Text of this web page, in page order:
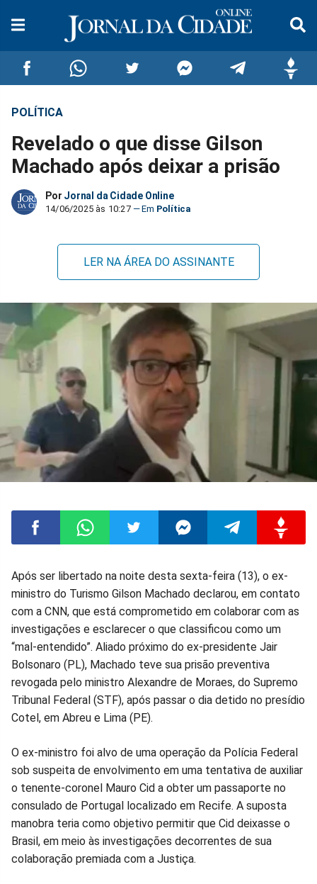
Compartilhar
no
Facebook
Compartilhar
no
Whatsapp
no
Twitter
no
Messenger
no
POLÍTICA
Revelado o que disse Gilson
Machado após deixar a prisão
Por Jornal da Cidade Online
14/06/2025 às 10:27 Política
LER NA ÁREA DO ASSINANTE
Compartilhar
no
Facebook
Compartilhar
no
Whatsapp
Compartilhar
no
Twitter
Compartilhar
no
Messenger
Compartilhar
no
Telegram
no
Gettr
Após ser libertado na noite desta sexta-feira (13), o ex-
ministro do Turismo Gilson Machado declarou, em contato
com a CNN, que está comprometido em colaborar com as
investigações e esclarecer o que classificou como um
“mal-entendido”. Aliado próximo do ex-presidente Jair
Bolsonaro (PL), Machado teve sua prisão preventiva
revogada pelo ministro Alexandre de Moraes, do Supremo
Tribunal Federal (STF), após passar o dia detido no presídio
Cotel, em Abreu e Lima (PE).
O ex-ministro foi alvo de uma operação da Polícia Federal
sob suspeita de envolvimento em uma tentativa de auxiliar
o tenente-coronel Mauro Cid a obter um passaporte no
consulado de Portugal localizado em Recife. A suposta
manobra teria como objetivo permitir que Cid deixasse o
Brasil, em meio às investigações decorrentes de sua
colaboração premiada com a Justiça.